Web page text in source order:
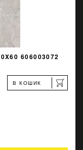
606003072
В КОШИК